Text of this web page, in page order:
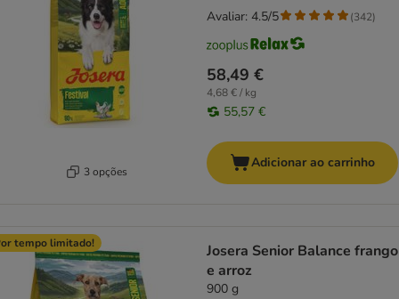
3 opções
58,49 €
4,68 € / kg
55,57 €
Avaliar: 4.5/5 (342)
Adicionar ao carrinho
tempo limitado!
Josera Senior Balance frango
e arroz
900 g